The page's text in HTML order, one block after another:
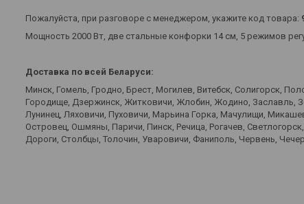
Пожалуйста, при разговоре с менеджером, укажите код товара:
Мощность 2000 Вт, две стальные конфорки 14 см, 5 режимов
Доставка по всей Беларуси:
Минск, Гомель, Гродно, Брест, Могилев, Витебск, Солигорск,
Городище, Дзержинск, Житковичи, Жлобин, Жодино, Заславль,
Лунинец, Ляховичи, Пуховичи, Марьина Горка, Мачулищи,
Островец, Ошмяны, Паричи, Пинск, Речица, Рогачев,
Дороги, Столбцы, Толочин, Уваровичи, Фаниполь, Червень,